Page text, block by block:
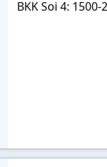
BKK Soi 4: